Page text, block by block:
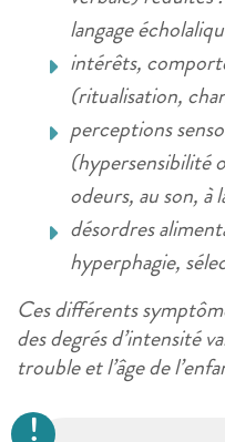
langage
intérêts,
(ritualisation,
perceptions
(hypersensibilité
odeurs, au son, à
désordres
hyperphagie,
Ces différents
des degrés d’intensité
trouble et l’âge de